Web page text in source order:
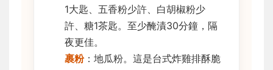
1大匙、五香粉少許、白胡椒粉少
許、糖1茶匙。至少醃漬30分鐘，隔
夜更佳。
裹粉：地瓜粉。這是台式炸雞排酥脆